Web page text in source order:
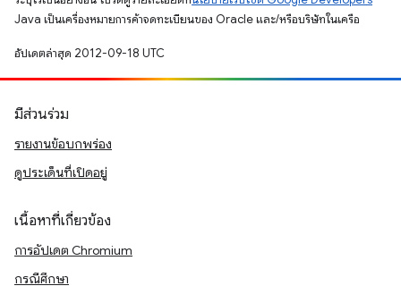
Java เป็นเครื่องหมายการค้าจดทะเบียนของ Oracle และ/หรือบริษัทในเครือ
อัปเดตล่าสุด 2012-09-18 UTC
มีส่วนร่วม
รายงานข้อบกพร่อง
ดูประเด็นที่เปิดอยู่
เนื้อหาที่เกี่ยวข้อง
การอัปเดต Chromium
กรณีศึกษา